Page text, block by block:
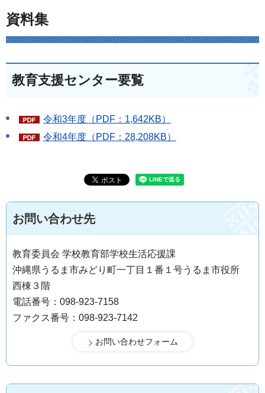
資料集
教育支援センター要覧
令和3年度（PDF：1,642KB）
令和4年度（PDF：28,208KB）
お問い合わせ先
教育委員会 学校教育部学校生活応援課
沖縄県うるま市みどり町一丁目１番１号うるま市役所
西棟３階
電話番号：098-923-7158
ファクス番号：098-923-7142